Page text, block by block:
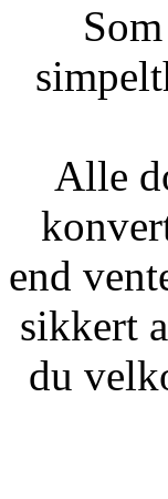
Alle
end
sikkert
du